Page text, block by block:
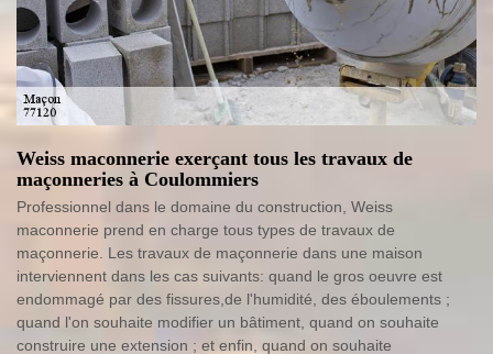
Weiss maconnerie exerçant tous les travaux de
maçonneries à Coulommiers
Professionnel dans le domaine du construction, Weiss
maconnerie prend en charge tous types de travaux de
maçonnerie. Les travaux de maçonnerie dans une maison
interviennent dans les cas suivants: quand le gros oeuvre est
endommagé par des fissures,de l'humidité, des éboulements ;
quand l'on souhaite modifier un bâtiment, quand on souhaite
construire une extension ; et enfin, quand on souhaite